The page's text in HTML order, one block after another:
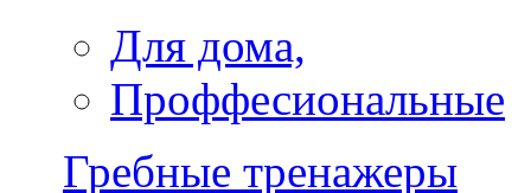
Для дома,
Проффесиональные
Гребные тренажеры